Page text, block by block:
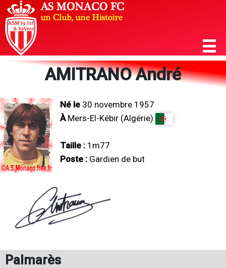
AMITRANO André
Né le 30 novembre 1957
ÀMers-El-Kébir (Algérie)
Taille : 1m77
Poste : Gardien de but
Palmarès